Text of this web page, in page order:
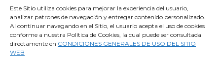
Este Sitio utiliza cookies para mejorar la experiencia del usuario,
analizar patrones de navegación y entregar contenido personalizado.
Al continuar navegando en el Sitio, el usuario acepta el uso de cookies
conforme a nuestra Política de Cookies, la cual puede ser consultada
directamente en CONDICIONES GENERALES DE USO DEL SITIO
WEB